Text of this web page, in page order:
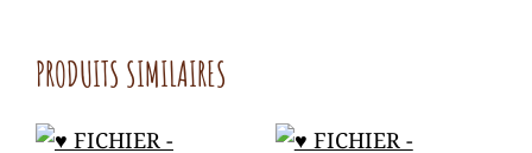
PRODUITS SIMILAIRES